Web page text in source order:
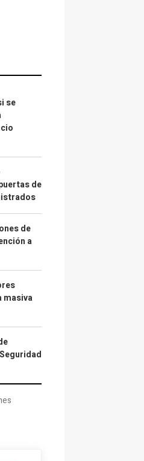
se
de
de
a
masiva